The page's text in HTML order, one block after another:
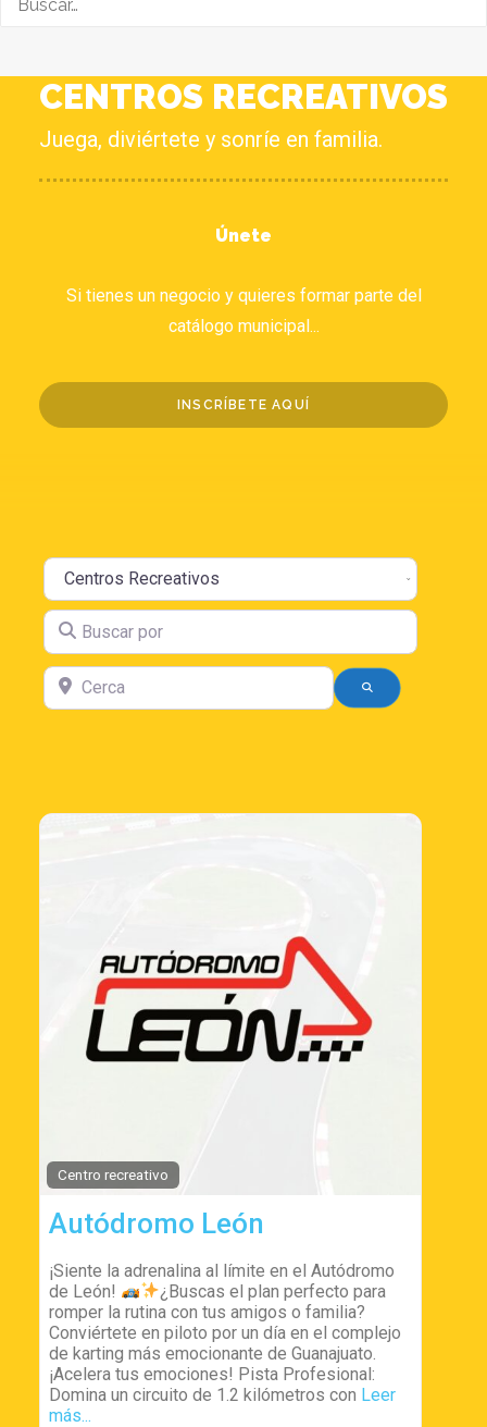
CENTROS RECREATIVOS
Juega, diviértete y sonríe en familia.
Únete
Si tienes un negocio y quieres formar parte del
catálogo municipal...
INSCRÍBETE AQUÍ
Seleccione el tipo de búsqueda
Buscar por
Cerca BÚSQUEDA
Centro recreativo
Autódromo León
¡Siente la adrenalina al límite en el Autódromo
de León!
¿Buscas el plan perfecto para
romper la rutina con tus amigos o familia?
Conviértete en piloto por un día en el complejo
de karting más emocionante de Guanajuato.
¡Acelera tus emociones! Pista Profesional:
Domina un circuito de 1.2 kilómetros con Leer
más...